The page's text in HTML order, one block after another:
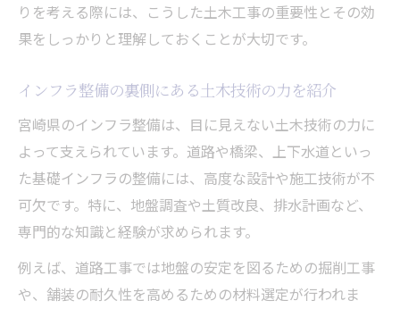
りを考える際には、こうした土木工事の重要性とその効
果をしっかりと理解しておくことが大切です。
インフラ整備の裏側にある土木技術の力を紹介
宮崎県のインフラ整備は、目に見えない土木技術の力に
よって支えられています。道路や橋梁、上下水道といっ
た基礎インフラの整備には、高度な設計や施工技術が不
可欠です。特に、地盤調査や土質改良、排水計画など、
専門的な知識と経験が求められます。
例えば、道路工事では地盤の安定を図るための掘削工事
や、舗装の耐久性を高めるための材料選定が行われま